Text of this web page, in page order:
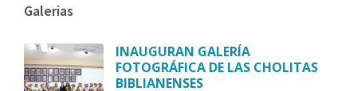
Galerias
INAUGURAN GALERÍA
FOTOGRÁFICA DE LAS CHOLITAS
BIBLIANENSES